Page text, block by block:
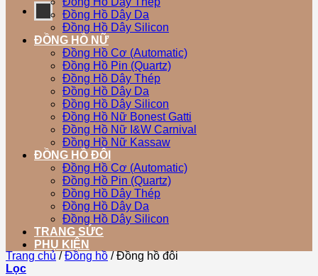
Đồng Hồ Dây Da
Đồng Hồ Dây Silicon
ĐỒNG HỒ NỮ
Đồng Hồ Cơ (Automatic)
Đồng Hồ Pin (Quartz)
Đồng Hồ Dây Thép
Đồng Hồ Dây Da
Đồng Hồ Dây Silicon
Đồng Hồ Nữ Bonest Gatti
Đồng Hồ Nữ I&W Carnival
Đồng Hồ Nữ Kassaw
ĐỒNG HỒ ĐÔI
Đồng Hồ Cơ (Automatic)
Đồng Hồ Pin (Quartz)
Đồng Hồ Dây Thép
Đồng Hồ Dây Da
Đồng Hồ Dây Silicon
TRANG SỨC
PHỤ KIỆN
Trang chủ / Đồng hồ /Đồng hồ đôi
Lọc